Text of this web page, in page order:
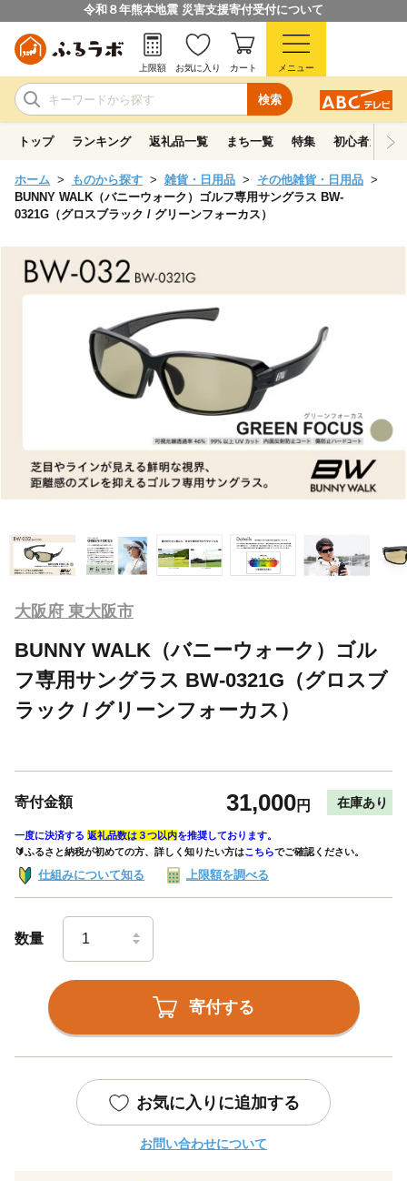
令和８年熊本地震 災害支援寄付受付について
検索
上限額 お気に入り カート メニュー
トップ ランキング 返礼品一覧 まち一覧 特集 初心者ガイド
ホーム ものから探す 雑貨・日用品
その他雑貨・日用品
BUNNY WALK（バニーウォーク）ゴルフ専用サングラス BW-
0321G（グロスブラック / グリーンフォーカス）
大阪府 東大阪市
BUNNY WALK（バニーウォーク）ゴル
フ専用サングラス BW-0321G（グロスブ
ラック / グリーンフォーカス）
寄付金額 31,000円 在庫あり
一度に決済する 返礼品数は３つ以内を推奨しております。
🔰ふるさと納税が初めての方、詳しく知りたい方はこちらでご確認ください。
仕組みについて知る 上限額を調べる
数量
寄付する
お気に入りに追加する
お問い合わせについて